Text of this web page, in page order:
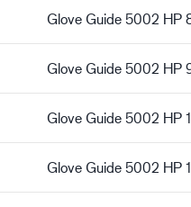
Glove Guide 5002 HP
Glove Guide 5002 HP
Glove Guide 5002 HP
Glove Guide 5002 HP